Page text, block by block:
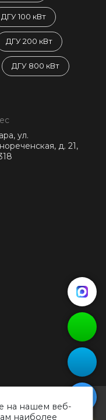
ДГУ 100 кВт
ДГУ 200 кВт
ДГУ 800 кВт
ул.
д. 21,
на нашем веб-
наиболее